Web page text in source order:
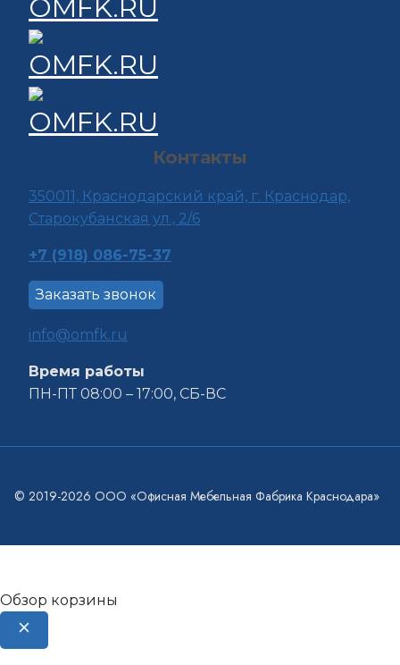
Контакты
350011, Краснодарский край, г. Краснодар,
Старокубанская ул., 2/6
+7 (918) 086-75-37
Заказать звонок
info@omfk.ru
Время работы
ПН-ПТ 08:00 – 17:00, СБ-ВС
© 2019-2026 ООО «Офисная Мебельная Фабрика Краснодара»
Обзор корзины